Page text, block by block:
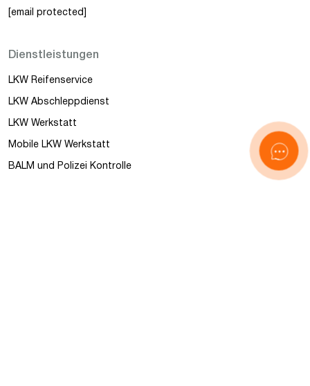
[email protected]
Dienstleistungen
LKW Reifenservice
LKW Abschleppdienst
LKW Werkstatt
Mobile LKW Werkstatt
BALM und Polizei Kontrolle